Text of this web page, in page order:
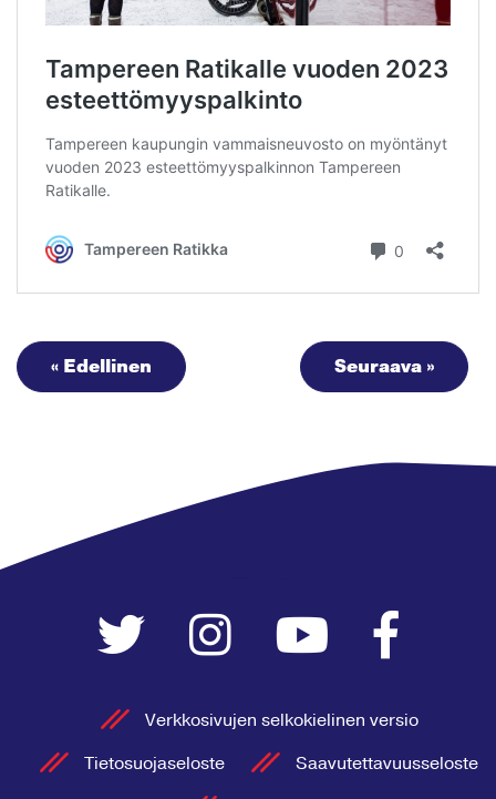
Seuraava »
« Edellinen
Verkkosivujen selkokielinen versio
Tietosuojaseloste
Saavutettavuusseloste